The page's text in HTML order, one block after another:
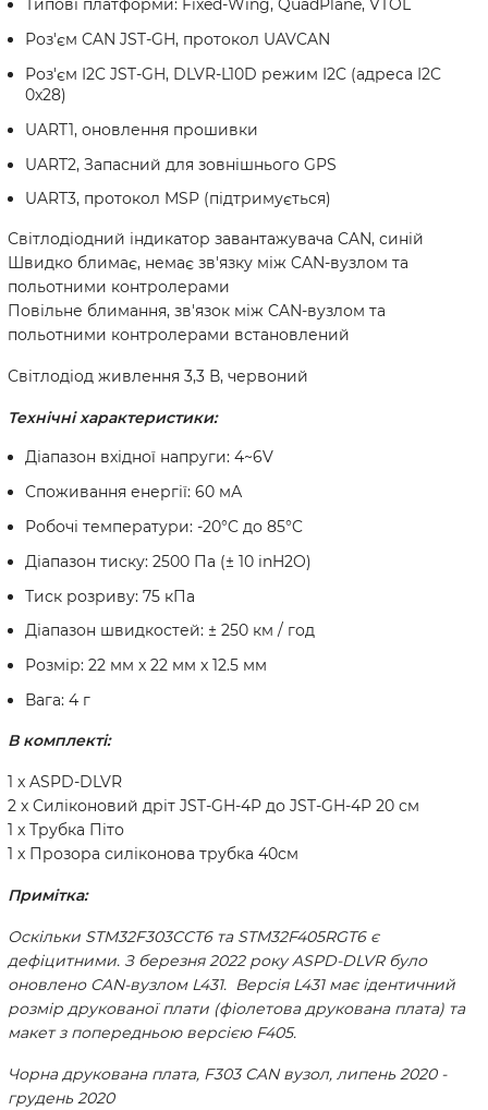
Типові платформи: Fixed-Wing, QuadPlane, VTOL
Роз'єм CAN JST-GH, протокол UAVCAN
Роз'єм I2C JST-GH, DLVR-L10D режим I2C (адреса I2C
0x28)
UART1, оновлення прошивки
UART2, Запасний для зовнішнього GPS
UART3, протокол MSP (підтримується)
Світлодіодний індикатор завантажувача CAN, синій
Швидко блимає, немає зв'язку між CAN-вузлом та
польотними контролерами
Повільне блимання, зв'язок між CAN-вузлом та
польотними контролерами встановлений
Світлодіод живлення 3,3 В, червоний
Технічні характеристики:
Діапазон вхідної напруги: 4~6V
Споживання енергії: 60 мА
Робочі температури: -20°C до 85°C
Діапазон тиску: 2500 Па (± 10 inH2O)
Тиск розриву: 75 кПа
Діапазон швидкостей: ± 250 км / год
Розмір: 22 мм x 22 мм x 12.5 мм
Вага: 4 г
В комплекті:
1 x ASPD-DLVR
2 x Силіконовий дріт JST-GH-4P до JST-GH-4P 20 см
1 x Трубка Піто
1 x Прозора силіконова трубка 40см
Примітка:
Оскільки STM32F303CCT6 та STM32F405RGT6 є
дефіцитними. З березня 2022 року ASPD-DLVR було
оновлено CAN-вузлом L431. Версія L431 має ідентичний
розмір друкованої плати (фіолетова друкована плата) та
макет з попередньою версією F405.
Чорна друкована плата, F303 CAN вузол, липень 2020 -
грудень 2020